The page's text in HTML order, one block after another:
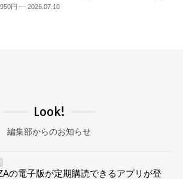
950円 — 2026.07.10
Look!
編集部からのお知らせ
の電子版が定期購読できるアプリが登